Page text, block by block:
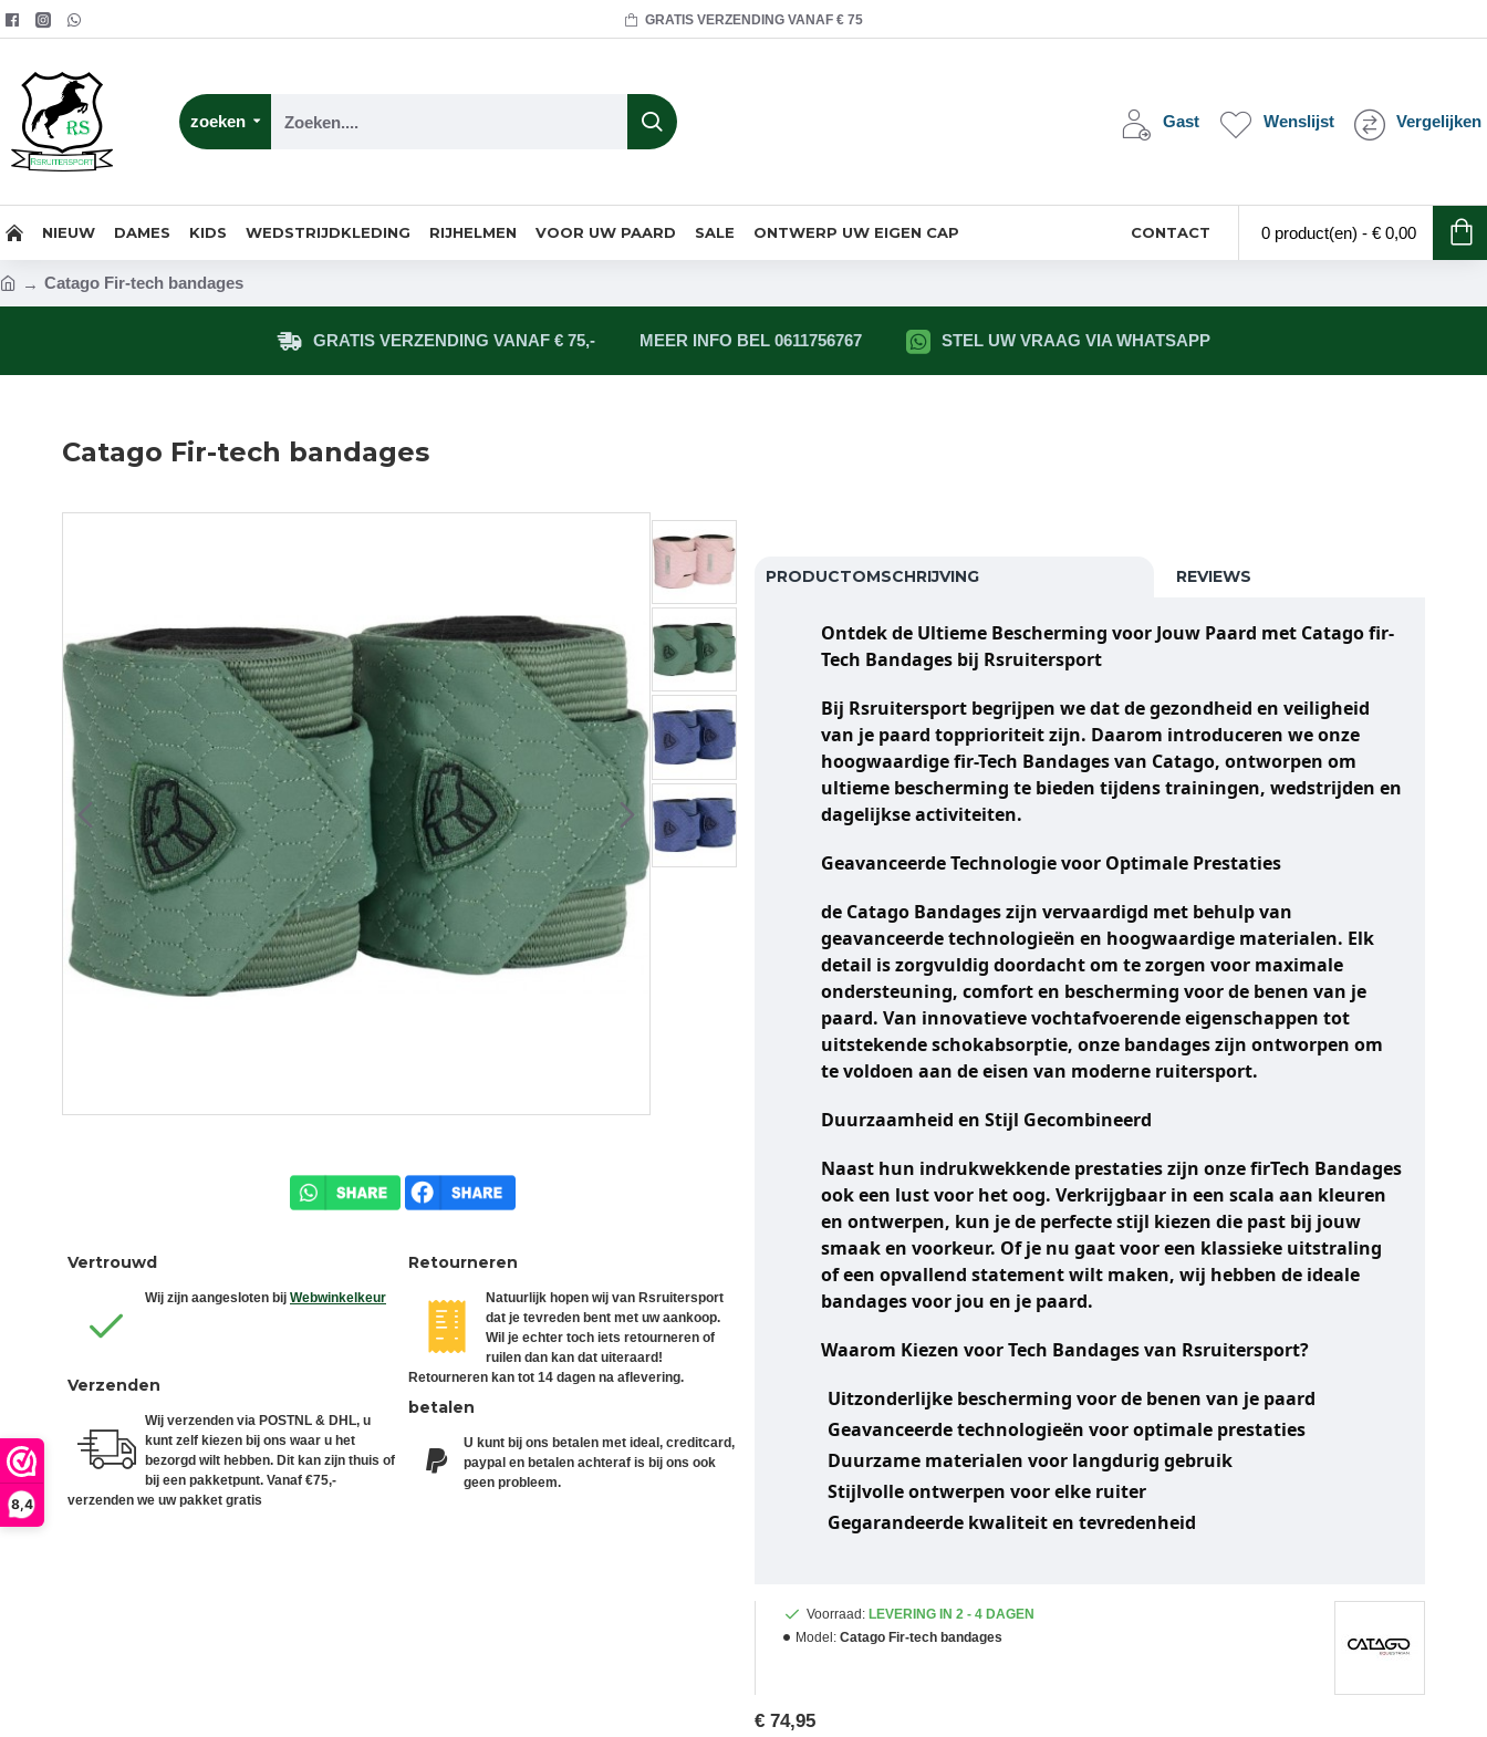
8,4
GRATIS VERZENDING VANAF € 75
zoeken Gast Wenslijst Vergelijken
NIEUW DAMES KIDS WEDSTRIJDKLEDING RIJHELMEN VOOR UW PAARD SALE ONTWERP UW EIGEN CAP CONTACT 0 product(en) - € 0,00
Catago Fir-tech bandages
GRATIS VERZENDING VANAF € 75,- MEER INFO BEL 0611756767 STEL UW VRAAG VIA WHATSAPP
Catago Fir-tech bandages
Vertrouwd
Wij zijn aangesloten bij Webwinkelkeur
Verzenden
Wij verzenden via POSTNL & DHL, u
kunt zelf kiezen bij ons waar u het
bezorgd wilt hebben. Dit kan zijn thuis of
bij een pakketpunt. Vanaf €75,-
verzenden we uw pakket gratis
Retourneren
Natuurlijk hopen wij van Rsruitersport
dat je tevreden bent met uw aankoop.
Wil je echter toch iets retourneren of
ruilen dan kan dat uiteraard!
Retourneren kan tot 14 dagen na aflevering.
betalen
U kunt bij ons betalen met ideal, creditcard,
paypal en betalen achteraf is bij ons ook
geen probleem.
PRODUCTOMSCHRIJVING REVIEWS
Ontdek de Ultieme Bescherming voor Jouw Paard met Catago fir-
Tech Bandages bij Rsruitersport
Bij Rsruitersport begrijpen we dat de gezondheid en veiligheid
van je paard topprioriteit zijn. Daarom introduceren we onze
hoogwaardige fir-Tech Bandages van Catago, ontworpen om
ultieme bescherming te bieden tijdens trainingen, wedstrijden en
dagelijkse activiteiten.
Geavanceerde Technologie voor Optimale Prestaties
de Catago Bandages zijn vervaardigd met behulp van
geavanceerde technologieën en hoogwaardige materialen. Elk
detail is zorgvuldig doordacht om te zorgen voor maximale
ondersteuning, comfort en bescherming voor de benen van je
paard. Van innovatieve vochtafvoerende eigenschappen tot
uitstekende schokabsorptie, onze bandages zijn ontworpen om
te voldoen aan de eisen van moderne ruitersport.
Duurzaamheid en Stijl Gecombineerd
Naast hun indrukwekkende prestaties zijn onze firTech Bandages
ook een lust voor het oog. Verkrijgbaar in een scala aan kleuren
en ontwerpen, kun je de perfecte stijl kiezen die past bij jouw
smaak en voorkeur. Of je nu gaat voor een klassieke uitstraling
of een opvallend statement wilt maken, wij hebben de ideale
bandages voor jou en je paard.
Waarom Kiezen voor Tech Bandages van Rsruitersport?
Uitzonderlijke bescherming voor de benen van je paard
Geavanceerde technologieën voor optimale prestaties
Duurzame materialen voor langdurig gebruik
Stijlvolle ontwerpen voor elke ruiter
Gegarandeerde kwaliteit en tevredenheid
Voorraad: LEVERING IN 2 - 4 DAGEN
Model: Catago Fir-tech bandages
€ 74,95